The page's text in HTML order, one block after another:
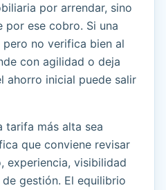
por arrendar, sino
ese cobro. Si una
no verifica bien al
con agilidad o deja
ahorro inicial puede salir
tarifa más alta sea
que conviene revisar
experiencia, visibilidad
gestión. El equilibrio